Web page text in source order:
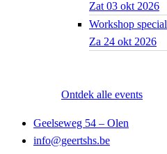
Zat 03 okt 2026
Workshop
Za 24 okt 2026
Ontdek alle events
Geelseweg 54 – Olen
info@geertshs.be